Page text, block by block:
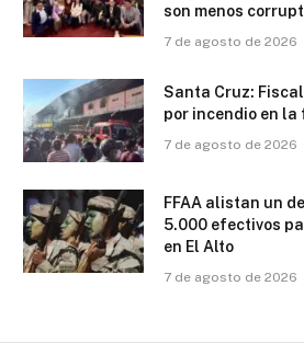
son menos
7 de agosto de 2026
Santa Cruz:
por incendio en
7 de agosto de 2026
FFAA alistan un
5.000 efectivos
en El Alto
7 de agosto de 2026